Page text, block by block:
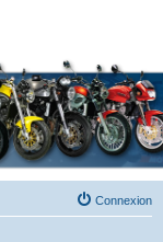
Connexion